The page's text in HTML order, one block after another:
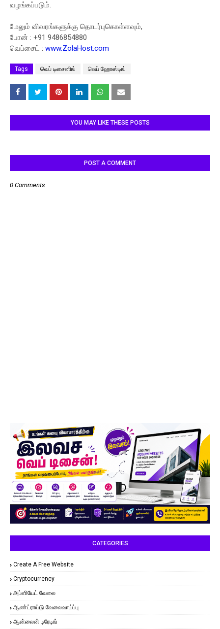
வழங்கப்படும்.
மேலும் விவரங்களுக்கு தொடர்புகொள்ளவும்,
போன் : +91 9486854880
வெப்சைட் : www.ZolaHost.com
Tags வெப் டிசைனிங் வெப் ஹோஸ்டிங்
YOU MAY LIKE THESE POSTS
POST A COMMENT
0 Comments
CATEGORIES
Create A Free Website
Cryptocurrency
அப்ளியேட் வேலை
ஆண்ட்ராய்டு வேலைவாய்ப்பு
ஆன்லைன் டிரேடிங்